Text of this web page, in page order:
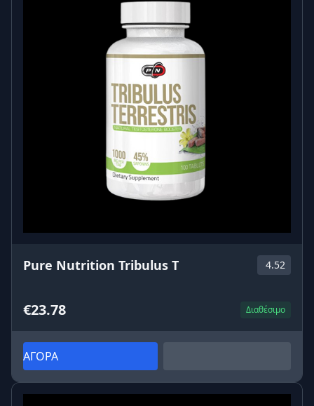
Pure Nutrition Tribulus T 4.52
€23.78 Διαθέσιμο
ΑΓΟΡΑ